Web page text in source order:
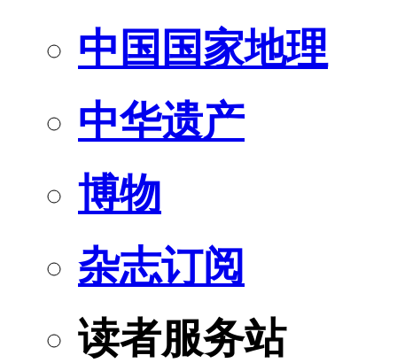
中国国家地理
中华遗产
博物
杂志订阅
读者服务站